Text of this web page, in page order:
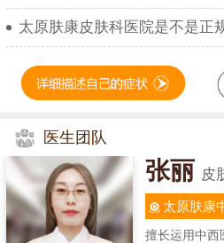
太原肤康皮肤科医院是不是正
医生团队
张丽 皮
太原肤康
擅长运用中西